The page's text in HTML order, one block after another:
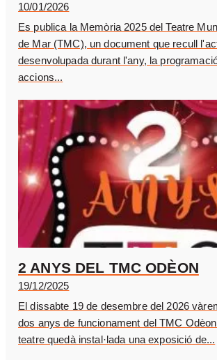
10/01/2026
Es publica la Memòria 2025 del Teatre
de Mar (TMC), un document que recull
desenvolupada durant l'any, la
accions...
2 ANYS DEL TMC ODÈON
19/12/2025
El dissabte 19 de desembre del 2026
dos anys de funcionament del TMC
teatre quedà instal·lada una exposició de...